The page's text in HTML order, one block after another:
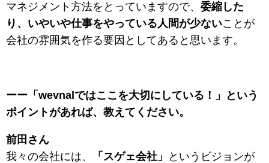
マネジメント方法をとっていますので、 委縮した
り、いやいや仕事をやっている人間が少ないことが
会社の雰囲気を作る要因としてあると思います。
ーー「wevnalではここを大切にしている！」という
ポイントがあれば、教えてください。
前田さん
我々の会社には、
「スゲェ会社」 というビジョンが